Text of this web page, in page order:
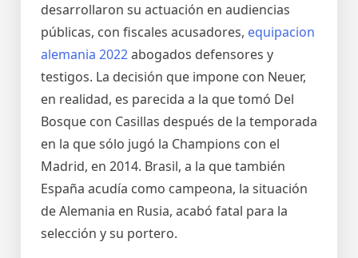
desarrollaron su actuación en audiencias
públicas, con fiscales acusadores, equipacion
alemania 2022abogados defensores y
testigos. La decisión que impone con Neuer,
en realidad, es parecida a la que tomó Del
Bosque con Casillas después de la temporada
en la que sólo jugó la Champions con el
Madrid, en 2014. Brasil, a la que también
España acudía como campeona, la situación
de Alemania en Rusia, acabó fatal para la
selección y su portero.